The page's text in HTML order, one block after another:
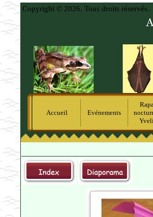
Copyright © 2026. Tous droits réservés.
Accueil Evénements